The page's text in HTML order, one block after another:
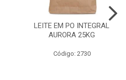
LEITE EM PO INTEGRAL
AURORA 25KG
Código: 2730